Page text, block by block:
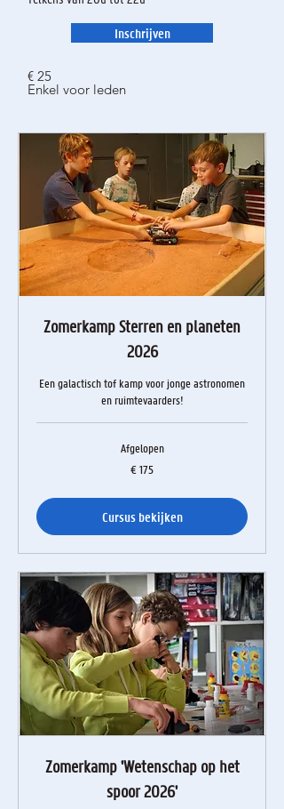
Inschrijven
€ 25
Enkel voor leden
Zomerkamp Sterren en planeten
2026
Een galactisch tof kamp voor jonge astronomen
en ruimtevaarders!
Afgelopen
€ 175
Cursus bekijken
Zomerkamp 'Wetenschap op het
spoor 2026'